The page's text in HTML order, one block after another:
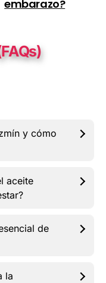
embarazo?
y cómo
aceite
de
la